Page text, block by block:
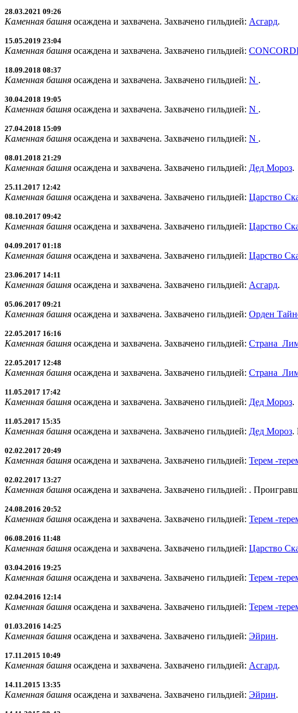
28.03.2021 09:26
Каменная башня осаждена и захвачена. Захвачено гильдией: Асгард.
15.05.2019 23:04
Каменная башня осаждена и захвачена. Захвачено гильдией:
18.09.2018 08:37
Каменная башня осаждена и захвачена. Захвачено гильдией: N .
30.04.2018 19:05
Каменная башня осаждена и захвачена. Захвачено гильдией: N .
27.04.2018 15:09
Каменная башня осаждена и захвачена. Захвачено гильдией: N .
08.01.2018 21:29
Каменная башня осаждена и захвачена. Захвачено гильдией: Дед Мороз.
25.11.2017 12:42
Каменная башня осаждена и захвачена. Захвачено гильдией: Царство
08.10.2017 09:42
Каменная башня осаждена и захвачена. Захвачено гильдией: Царство
04.09.2017 01:18
Каменная башня осаждена и захвачена. Захвачено гильдией: Царство
23.06.2017 14:11
Каменная башня осаждена и захвачена. Захвачено гильдией: Асгард.
05.06.2017 09:21
Каменная башня осаждена и захвачена. Захвачено гильдией: Орден
22.05.2017 16:16
Каменная башня осаждена и захвачена. Захвачено гильдией:
22.05.2017 12:48
Каменная башня осаждена и захвачена. Захвачено гильдией:
11.05.2017 17:42
Каменная башня осаждена и захвачена. Захвачено гильдией: Дед Мороз.
11.05.2017 15:35
Каменная башня осаждена и захвачена. Захвачено гильдией: Дед Мороз.
02.02.2017 20:49
Каменная башня осаждена и захвачена. Захвачено гильдией: Терем -
02.02.2017 13:27
Каменная башня осаждена и захвачена. Захвачено гильдией: .
24.08.2016 20:52
Каменная башня осаждена и захвачена. Захвачено гильдией: Терем -
06.08.2016 11:48
Каменная башня осаждена и захвачена. Захвачено гильдией: Царство
03.04.2016 19:25
Каменная башня осаждена и захвачена. Захвачено гильдией: Терем -
02.04.2016 12:14
Каменная башня осаждена и захвачена. Захвачено гильдией: Терем -
01.03.2016 14:25
Каменная башня осаждена и захвачена. Захвачено гильдией: Эйрин.
17.11.2015 10:49
Каменная башня осаждена и захвачена. Захвачено гильдией: Асгард.
14.11.2015 13:35
Каменная башня осаждена и захвачена. Захвачено гильдией: Эйрин.